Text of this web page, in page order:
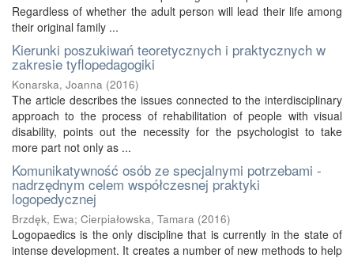
Regardless of whether the adult person will lead their life among
their original family ...
Kierunki poszukiwań teoretycznych i praktycznych w
zakresie tyflopedagogiki
Konarska, Joanna (2016)
The article describes the issues connected to the interdisciplinary
approach to the process of rehabilitation of people with visual
disability, points out the necessity for the psychologist to take
more part not only as ...
Komunikatywność osób ze specjalnymi potrzebami -
nadrzędnym celem współczesnej praktyki
logopedycznej
Brzdęk, Ewa; Cierpiałowska, Tamara (2016)
Logopaedics is the only discipline that is currently in the state of
intense development. It creates a number of new methods to help